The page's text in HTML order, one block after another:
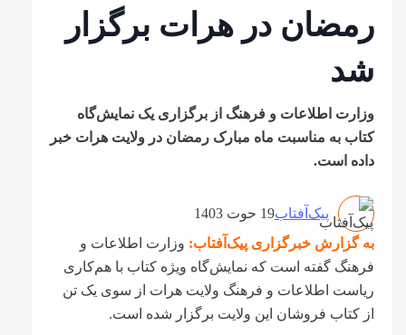
رمضان در هرات برگزار
شد
وزارت اطلاعات و فرهنگ از برگزاری یک نمایش‌گاه
کتاب به مناسبت ماه مبارک رمضان در ولایت هرات خبر
داده است.
پیک‌آفتاب19 حوت 1403
به گزارش خبرگزاری پیک‌آفتاب:وزارت اطلاعات و
فرهنگ گفته است که نمایش‌گاه ویژه کتاب با هم‌کاری
ریاست اطلاعات و فرهنگ ولایت هرات از سوی یک تن
از کتاب فروشان این ولایت برگزار شده است.